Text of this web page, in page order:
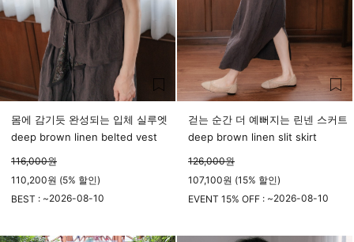
몸에 감기듯 완성되는 입체 실루엣
deep brown linen belted vest
116,000원
110,200원 (5% 할인)
BEST : ~2026-08-10
걷는 순간 더 예뻐지는 린넨 스커트
deep brown linen slit skirt
126,000원
107,100원 (15% 할인)
EVENT 15% OFF : ~2026-08-10